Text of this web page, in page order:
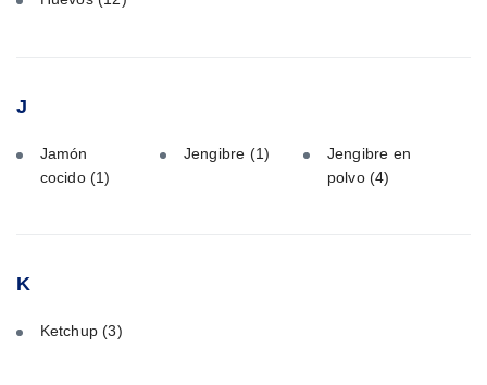
J
Jamón
cocido (1)
Jengibre (1)
Jengibre en
polvo(4)
K
Ketchup(3)